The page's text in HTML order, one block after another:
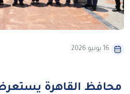
16 يونيو 2026
محافظ القاهرة